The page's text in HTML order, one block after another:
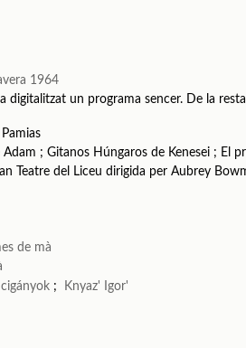
1964
digitalitzat un programa sencer. De la
Adam ; Gitanos Húngaros de Kenesei ; El
Teatre del Liceu dirigida per Aubrey
de mà
; Knyaz' Igor'